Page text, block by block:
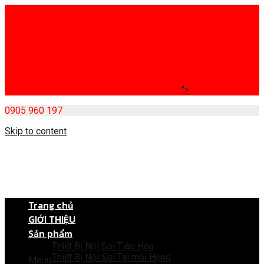
">
0905 960 197
Skip to content
Menu
Trang chủ
GIỚI THIỆU
Sản phẩm
Thiết Bị Nội Soi Tiêu Hóa
Thiết Bị Nội Soi Tai mũi Họng